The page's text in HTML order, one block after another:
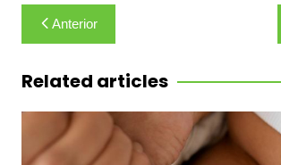
Navegación
de
entradas
Anterior
Related articles